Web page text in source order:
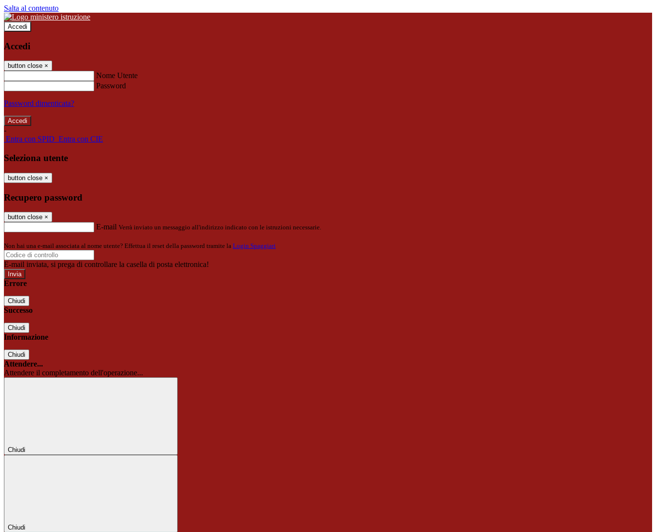
Salta al contenuto
Accedi
Accedi
button close ×
Nome Utente
Password
Password dimenticata?
-
Entra con SPID Entra con CIE
Seleziona utente
button close ×
Recupero password
button close ×
E-mail Verrà inviato un messaggio all'indirizzo indicato con le istruzioni necessarie.
Non hai una e-mail associata al nome utente? Effettua il reset della password tramite la Login Spaggiari
E-mail inviata, si prega di controllare la casella di posta elettronica!
Errore
Chiudi
Successo
Chiudi
Informazione
Chiudi
Attendere...
Attendere il completamento dell'operazione...
Chiudi
Chiudi